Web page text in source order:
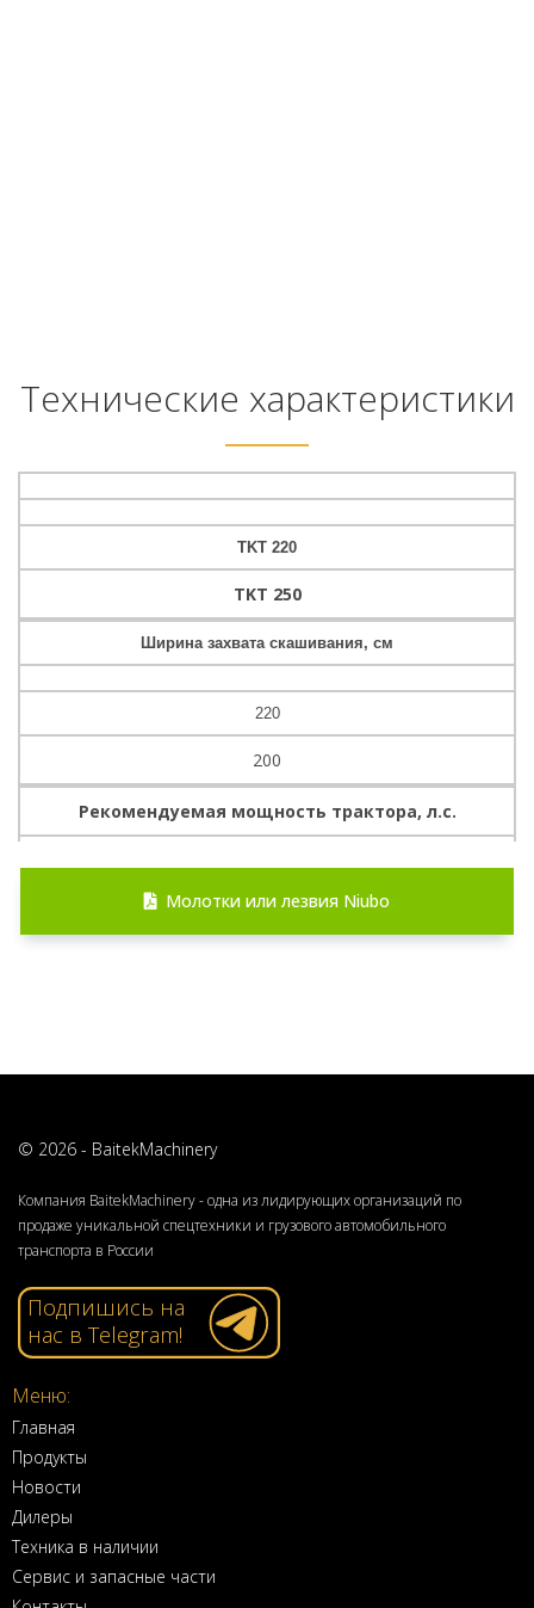
Технические характеристики
TKT 220
TKT 250
Ширина захвата скашивания, см
220
200
Рекомендуемая мощность трактора, л.с.
130-150
6-8
Максимальное боковое смещение, мм
3077
Угол поворота головки, градусов
Молотки или лезвия Niubo
© 2026 - BaitekMachinery
Компания BaitekMachinery - одна из лидирующих организаций по
продаже уникальной спецтехники и грузового автомобильного
транспорта в России
Подпишись на
нас в Telegram!
Меню:
Главная
Продукты
Новости
Дилеры
Техника в наличии
Сервис и запасные части